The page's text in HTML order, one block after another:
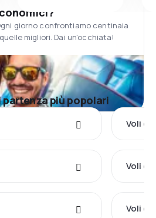
giorno confrontiamo centinaia
migliori. Dai un'occhiata!
più popolari
Voli
Voli
Voli